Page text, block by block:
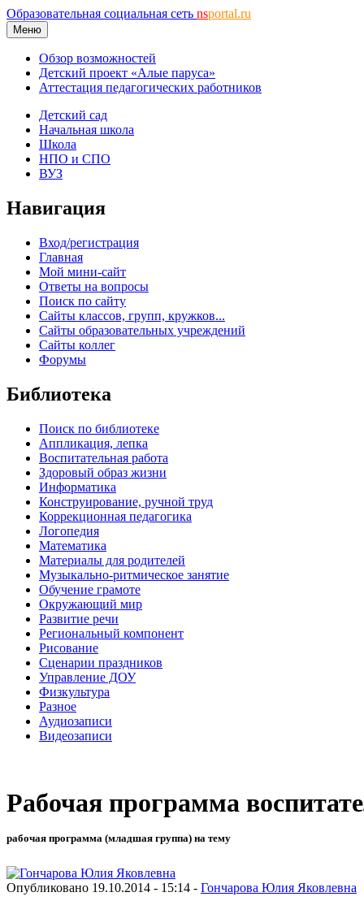
Образовательная социальная сеть nsportal.ru
Меню
Обзор возможностей
Детский проект «Алые паруса»
Аттестация педагогических работников
Детский сад
Начальная школа
Школа
НПО и СПО
ВУЗ
Навигация
Вход/регистрация
Главная
Мой мини-сайт
Ответы на вопросы
Поиск по сайту
Сайты классов, групп, кружков...
Сайты образовательных учреждений
Сайты коллег
Форумы
Библиотека
Поиск по библиотеке
Аппликация, лепка
Воспитательная работа
Здоровый образ жизни
Информатика
Конструирование, ручной труд
Коррекционная педагогика
Логопедия
Математика
Материалы для родителей
Музыкально-ритмическое занятие
Обучение грамоте
Окружающий мир
Развитие речи
Региональный компонент
Рисование
Сценарии праздников
Управление ДОУ
Физкультура
Разное
Аудиозаписи
Видеозаписи
Рабочая программа
рабочая программа (младшая группа) на тему
Опубликовано 19.10.2014 - 15:14 - Гончарова Юлия Яковлевна